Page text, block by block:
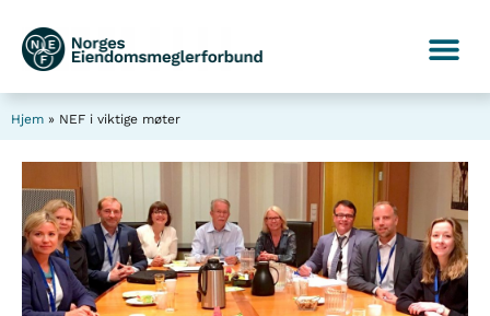
Hjem » NEF i viktige møter